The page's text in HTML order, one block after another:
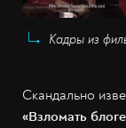
Кадры из
Скандально
«Взломать